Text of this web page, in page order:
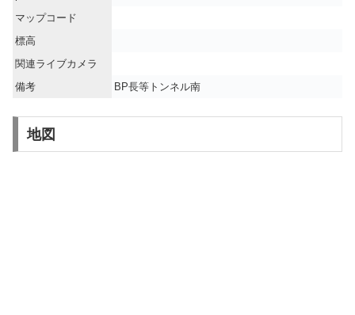
マップコード
標高
関連ライブカメラ
備考
BP長等トンネル南
地図